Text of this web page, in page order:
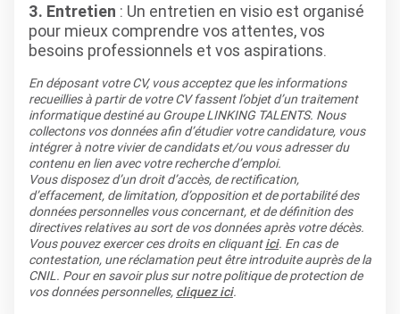
3. Entretien : Un entretien en visio est organisé
pour mieux comprendre vos attentes, vos
besoins professionnels et vos aspirations.
En déposant votre CV, vous acceptez que les informations
recueillies à partir de votre CV fassent l’objet d’un traitement
informatique destiné au Groupe LINKING TALENTS. Nous
collectons vos données afin d’étudier votre candidature, vous
intégrer à notre vivier de candidats et/ou vous adresser du
contenu en lien avec votre recherche d’emploi.
Vous disposez d’un droit d’accès, de rectification,
d’effacement, de limitation, d’opposition et de portabilité des
données personnelles vous concernant, et de définition des
directives relatives au sort de vos données après votre décès.
Vous pouvez exercer ces droits en cliquantici. En cas de
contestation, une réclamation peut être introduite auprès de la
CNIL. Pour en savoir plus sur notre politique de protection de
vos données personnelles, cliquez ici.